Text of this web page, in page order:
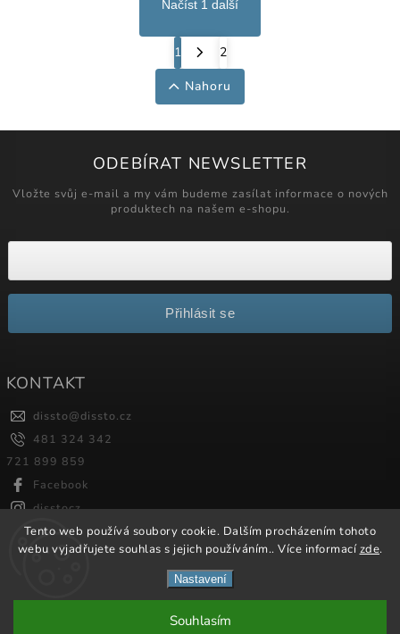
Tento web používá soubory cookie. Dalším procházením tohoto
webu vyjadřujete souhlas s jejich používáním.. Více informacízde.
Nastavení
Souhlasím
Načíst 1 další
1
2
Nahoru
ODEBÍRAT NEWSLETTER
Vložte svůj e-mail a my vám budeme zasílat informace o nových
produktech na našem e-shopu.
Přihlásit se
KONTAKT
dissto@dissto.cz
481 324 342
721 899 859
Facebook
disstocz
Shoptet| Design